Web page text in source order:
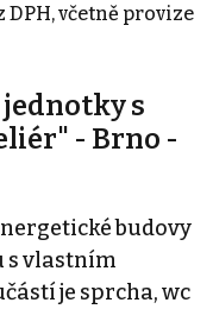
DPH, včetně provize
s
- Brno -
budovy
s vlastním
je sprcha, wc